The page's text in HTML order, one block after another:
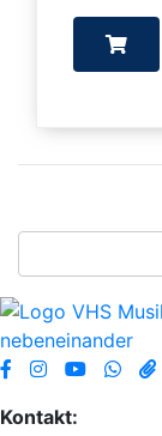
Kontakt: